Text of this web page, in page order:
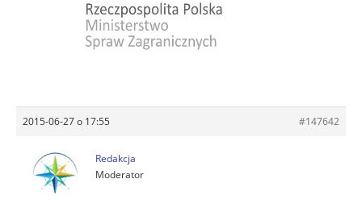
2015-06-27 o 17:55 #147642
Redakcja
Moderator